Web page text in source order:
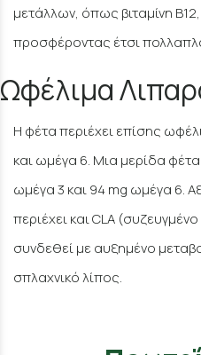
μετάλλων, όπως βιταμίνη
προσφέροντας έτσι
Ωφέλιμα
Η φέτα περιέχει επίσης
και ωμέγα 6. Μια μερίδα
ωμέγα 3 και 94 mg ωμέγα 6.
περιέχει και CLA
συνδεθεί με αυξημένο
σπλαχνικό λίπος.